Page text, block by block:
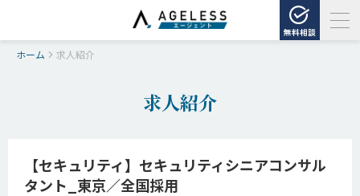
無料相談
ホーム 求人紹介
求人紹介
【セキュリティ】セキュリティシニアコンサル
タント_東京／全国採用